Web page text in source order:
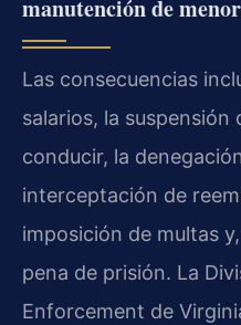
manutención de
Las consecuencias
salarios, la suspensión
conducir, la
interceptación de
imposición de multas
pena de prisión. La
Enforcement de